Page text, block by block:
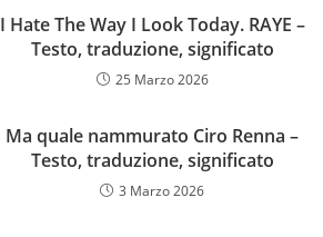
I Hate The Way I Look Today. RAYE –
Testo, traduzione, significato
25 Marzo 2026
Ma quale nammurato Ciro Renna –
Testo, traduzione, significato
3 Marzo 2026